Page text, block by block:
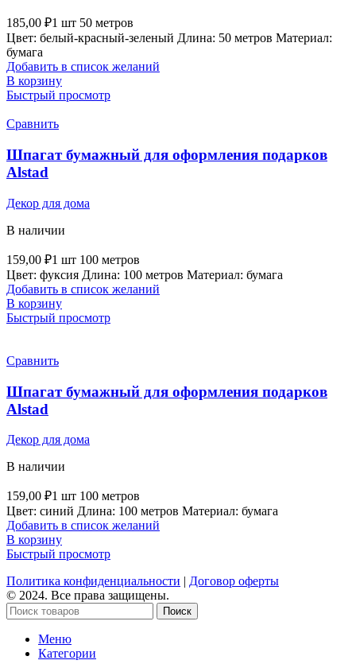
185,00 ₽1 шт 50 метров
Цвет: белый-красный-зеленый Длина: 50 метров Материал:
бумага
Добавить в список желаний
В корзину
Быстрый просмотр
Сравнить
Шпагат бумажный для оформления подарков
Alstad
Декор для дома
В наличии
159,00 ₽1 шт 100 метров
Цвет: фуксия Длина: 100 метров Материал: бумага
Добавить в список желаний
В корзину
Быстрый просмотр
Сравнить
Шпагат бумажный для оформления подарков
Alstad
Декор для дома
В наличии
159,00 ₽1 шт 100 метров
Цвет: синий Длина: 100 метров Материал: бумага
Добавить в список желаний
В корзину
Быстрый просмотр
Политика конфиденциальности | Договор оферты
© 2024. Все права защищены.
Поиск
Меню
Категории